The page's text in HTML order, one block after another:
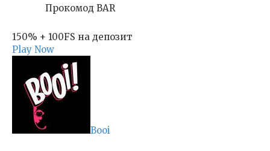
Прокомод BAR
150% + 100FS на депозит
Play Now
Booi